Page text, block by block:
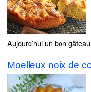
Aujourd’hui un bon
Moelleux noix de